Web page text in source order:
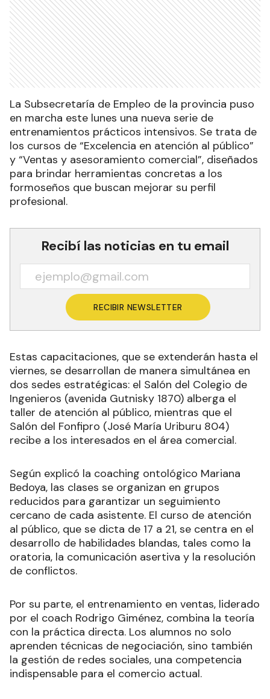
La Subsecretaría de Empleo de la provincia puso
en marcha este lunes una nueva serie de
entrenamientos prácticos intensivos. Se trata de
los cursos de “Excelencia en atención al público”
y “Ventas y asesoramiento comercial”, diseñados
para brindar herramientas concretas a los
formoseños que buscan mejorar su perfil
profesional.
Recibí las noticias en tu email
RECIBIR NEWSLETTER
Estas capacitaciones, que se extenderán hasta el
viernes, se desarrollan de manera simultánea en
dos sedes estratégicas: el Salón del Colegio de
Ingenieros (avenida Gutnisky 1870) alberga el
taller de atención al público, mientras que el
Salón del Fonfipro (José María Uriburu 804)
recibe a los interesados en el área comercial.
Según explicó la coaching ontológico Mariana
Bedoya, las clases se organizan en grupos
reducidos para garantizar un seguimiento
cercano de cada asistente. El curso de atención
al público, que se dicta de 17 a 21, se centra en el
desarrollo de habilidades blandas, tales como la
oratoria, la comunicación asertiva y la resolución
de conflictos.
Por su parte, el entrenamiento en ventas, liderado
por el coach Rodrigo Giménez, combina la teoría
con la práctica directa. Los alumnos no solo
aprenden técnicas de negociación, sino también
la gestión de redes sociales, una competencia
indispensable para el comercio actual.